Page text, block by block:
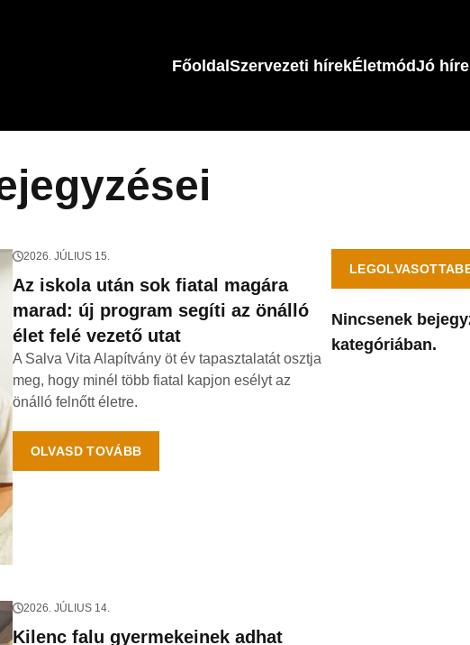
FőoldalSzervezeti hírekÉletmódJó
2026. JÚLIUS 15.
Az iskola után sok fiatal magára
marad: új program segíti az önálló
élet felé vezető utat
A Salva Vita Alapítvány öt év tapasztalatát osztja
meg, hogy minél több fiatal kapjon esélyt az
önálló felnőtt életre.
OLVASD TOVÁBB
2026. JÚLIUS 14.
Kilenc falu gyermekeinek adhat
Nincsenek
kategóriában.